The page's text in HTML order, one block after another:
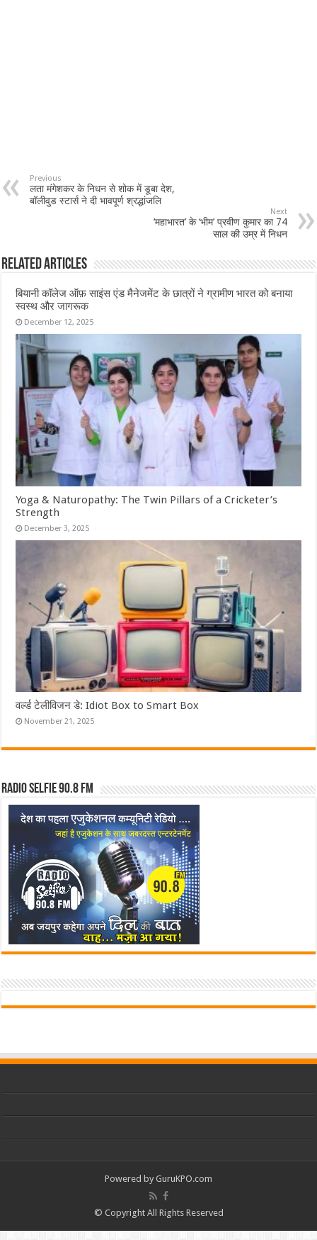
Previous
लता मंगेशकर के निधन से शोक में डूबा देश,
बॉलीवुड स्टार्स ने दी भावपूर्ण श्रद्धांजलि
Next
‘महाभारत’ के ‘भीम’ प्रवीण कुमार का 74
साल की उम्र में निधन
Related Articles
बियानी कॉलेज ऑफ़ साइंस एंड मैनेजमेंट के छात्रों ने ग्रामीण भारत को बनाया
स्वस्थ और जागरूक
December 12, 2025
Yoga & Naturopathy: The Twin Pillars of a Cricketer’s
Strength
December 3, 2025
वर्ल्ड टेलीविजन डे: Idiot Box to Smart Box
November 21, 2025
Radio Selfie 90.8 FM
Powered by GuruKPO.com
© Copyright All Rights Reserved